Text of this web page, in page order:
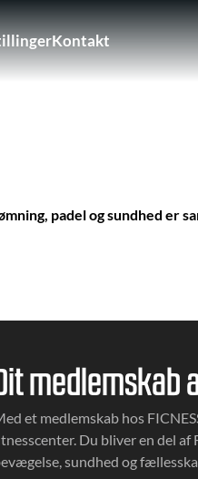
Kontakt
padel og sundhed er
medlemskab
et medlemskab hos
Du bliver en del
sundhed og